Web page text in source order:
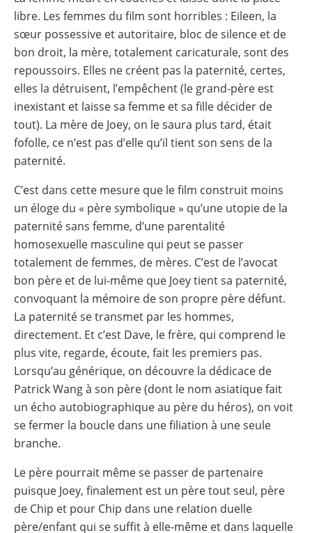
libre. Les femmes du film sont horribles : Eileen, la
sœur possessive et autoritaire, bloc de silence et de
bon droit, la mère, totalement caricaturale, sont des
repoussoirs. Elles ne créent pas la paternité, certes,
elles la détruisent, l’empêchent (le grand-père est
inexistant et laisse sa femme et sa fille décider de
tout). La mère de Joey, on le saura plus tard, était
fofolle, ce n’est pas d’elle qu’il tient son sens de la
paternité.
C’est dans cette mesure que le film construit moins
un éloge du « père symbolique » qu’une utopie de la
paternité sans femme, d’une parentalité
homosexuelle masculine qui peut se passer
totalement de femmes, de mères. C’est de l’avocat
bon père et de lui-même que Joey tient sa paternité,
convoquant la mémoire de son propre père défunt.
La paternité se transmet par les hommes,
directement. Et c’est Dave, le frère, qui comprend le
plus vite, regarde, écoute, fait les premiers pas.
Lorsqu’au générique, on découvre la dédicace de
Patrick Wang à son père (dont le nom asiatique fait
un écho autobiographique au père du héros), on voit
se fermer la boucle dans une filiation à une seule
branche.
Le père pourrait même se passer de partenaire
puisque Joey, finalement est un père tout seul, père
de Chip et pour Chip dans une relation duelle
père/enfant qui se suffit à elle-même et dans laquelle